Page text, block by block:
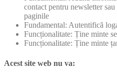
contact pentru newsletter
paginile
Fundamental: Autentifică
Funcționalitate: Ține minte
Funcționalitate: Ține minte
Acest site web nu va: